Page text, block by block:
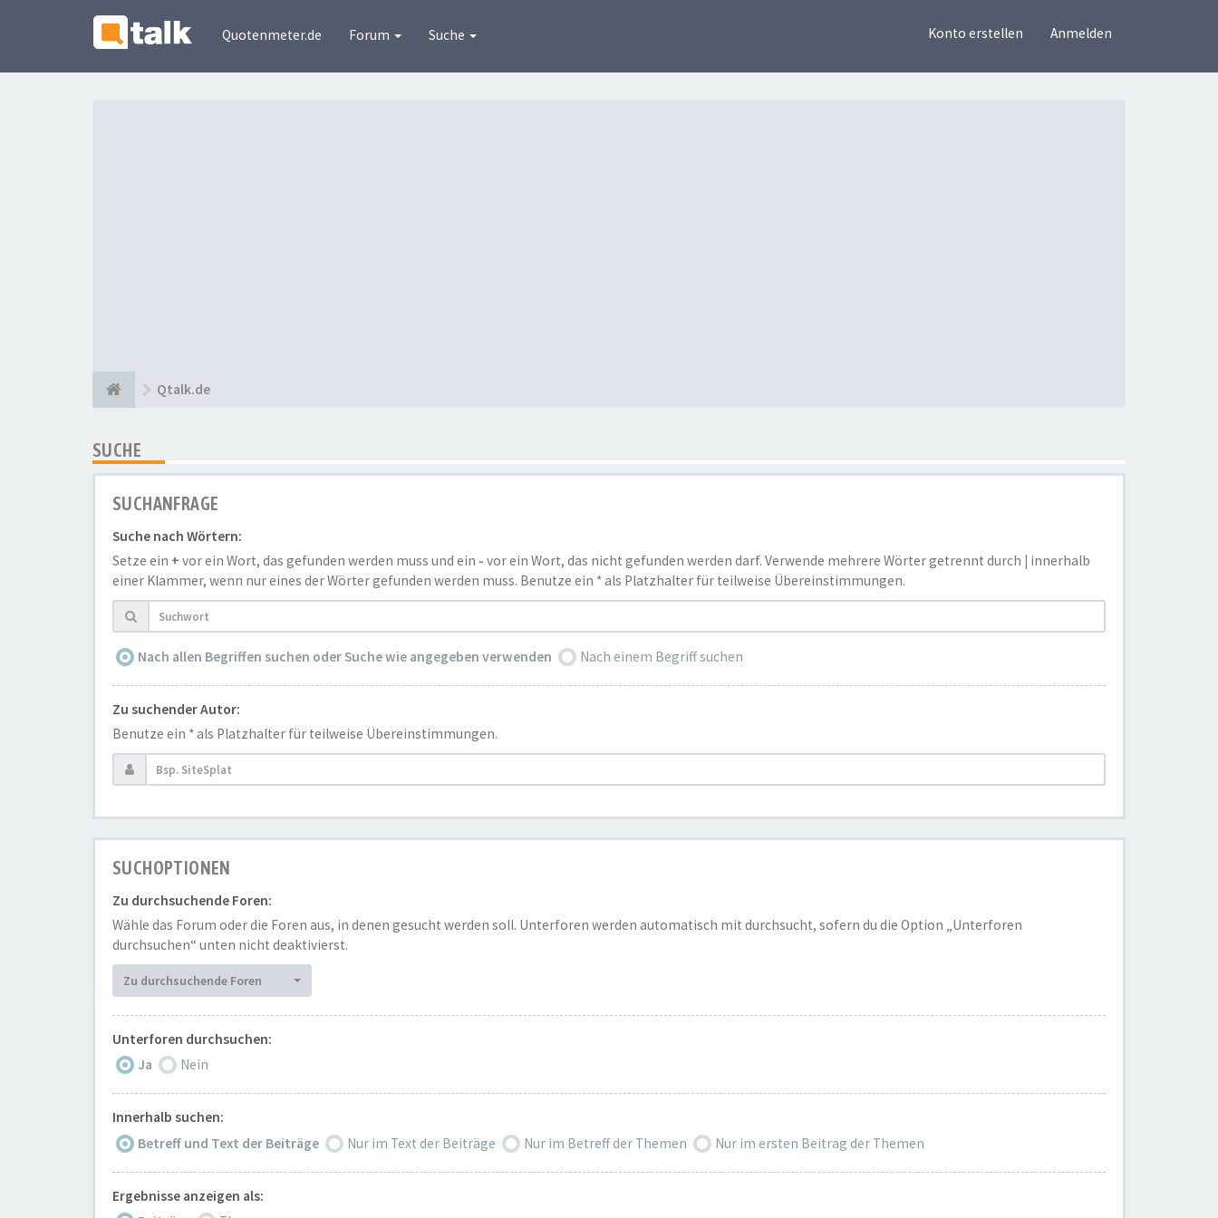
Quotenmeter.de Forum Suche Konto erstellen Anmelden
Qtalk.de
SUCHE
SUCHANFRAGE
Suche nach Wörtern:
Setze ein + vor ein Wort, das gefunden werden muss und ein - vor ein Wort, das nicht gefunden werden darf. Verwende mehrere Wörter getrennt durch | innerhalb
einer Klammer, wenn nur eines der Wörter gefunden werden muss. Benutze ein * als Platzhalter für teilweise Übereinstimmungen.
Nach allen Begriffen suchen oder Suche wie angegeben verwenden Nach einem Begriff suchen
Zu suchender Autor:
Benutze ein * als Platzhalter für teilweise Übereinstimmungen.
SUCHOPTIONEN
Zu durchsuchende Foren:
Wähle das Forum oder die Foren aus, in denen gesucht werden soll. Unterforen werden automatisch mit durchsucht, sofern du die Option „Unterforen
durchsuchen“ unten nicht deaktivierst.
Zu durchsuchende Foren
Unterforen durchsuchen:
Ja
Nein
Innerhalb suchen:
Betreff und Text der Beiträge
Nur im Text der Beiträge Nur im Betreff der Themen Nur im ersten Beitrag der Themen
Ergebnisse anzeigen als: